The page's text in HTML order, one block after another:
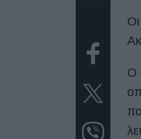
Ο